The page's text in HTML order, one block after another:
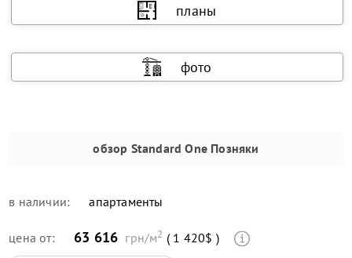
планы
фото
обзор Standard One Позняки
в наличии: апартаменты
цена от: 63 616 грн/м2 ( 1 420$ )